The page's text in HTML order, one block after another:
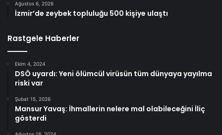
Ağustos 6, 2026
İzmir’de zeybek topluluğu 500 kişiye ulaştı
Rastgele Haberler
Ekim 4, 2024
DSÖ uyardı: Yeni ölümcül virüsün tüm dünyaya yayılma
riski var
Şubat 15, 2026
Mansur Yavaş: İhmallerin nelere mal olabileceğini İliç
gösterdi